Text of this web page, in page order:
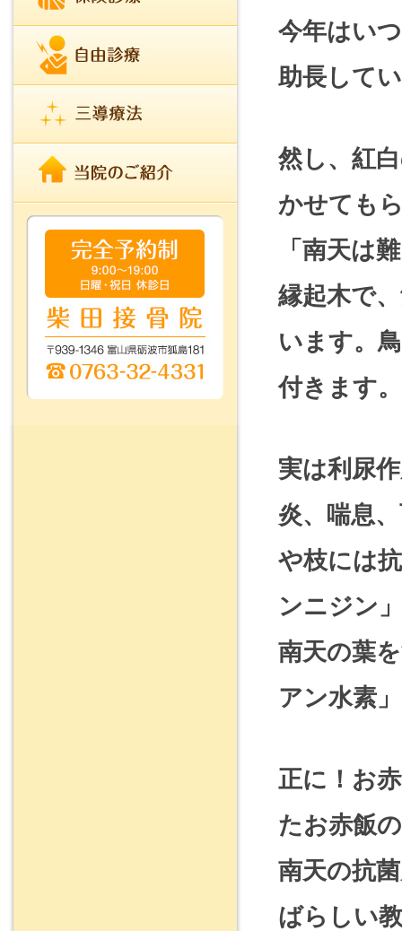
今年はい
助長して
然し、紅
かせても
「南天は
縁起木で
います。
付きます。
実は利尿
炎、喘息
や枝には
ンニジン
南天の葉
アン水素
正に！お
たお赤飯
南天の抗
ばらしい